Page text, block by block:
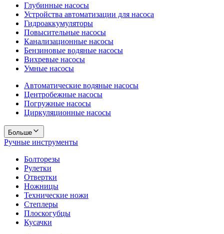
Глубинные насосы
Устройства автоматизации для насоса
Гидроаккумуляторы
Повысительные насосы
Канализационные насосы
Бензиновые водяные насосы
Вихревые насосы
Умные насосы
Автоматические водяные насосы
Центробежные насосы
Погружные насосы
Циркуляционные насосы
Больше
Ручные инструменты
Болторезы
Рулетки
Отвертки
Ножницы
Технические ножи
Степлеры
Плоскогубцы
Кусачки